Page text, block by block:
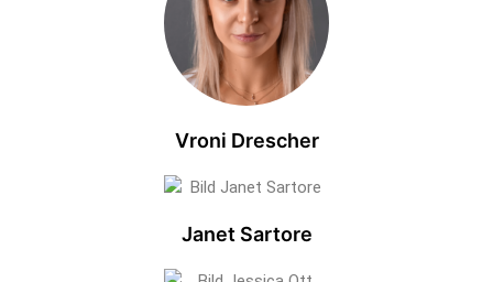
Vroni Drescher
Janet Sartore